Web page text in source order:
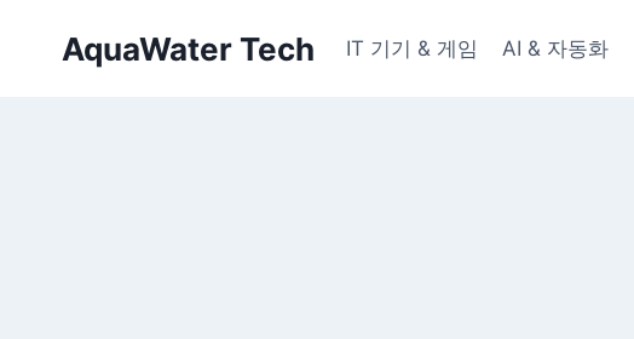
AquaWater Tech IT 기기 & 게임 AI & 자동화